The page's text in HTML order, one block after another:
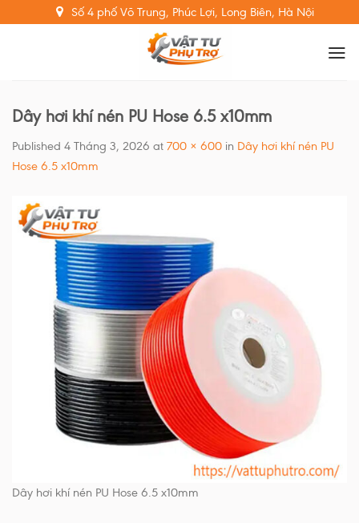
to
Số 4 phố Võ Trung, Phúc Lợi, Long Biên, Hà Nội
Dây hơi khí nén PU Hose 6.5 x10mm
Published 4 Tháng 3, 2026 at 700 × 600 in Dây hơi khí nén PU
Hose 6.5 x10mm
Dây hơi khí nén PU Hose 6.5 x10mm